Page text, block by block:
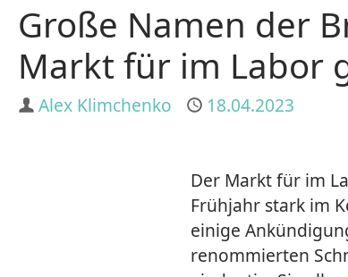
Große Namen der
Markt für im Labor
Author
Alex Klimchenko Published
18.04.2023
Der Markt für im
Frühjahr stark im
einige
renommierten